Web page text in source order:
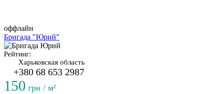
оффлайн
Бригада "Юрий"
Рейтинг:
Харьковская область
+380 68 653 2987
150 грн / м²